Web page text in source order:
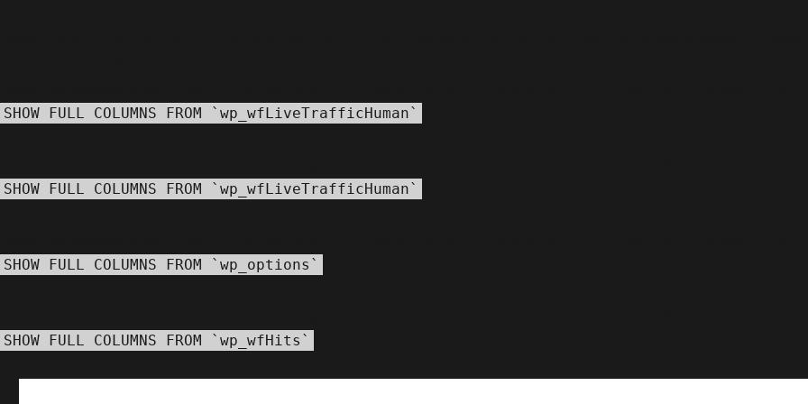
SHOW FULL COLUMNS FROM `wp_wfLiveTrafficHuman`
SHOW FULL COLUMNS FROM `wp_wfLiveTrafficHuman`
SHOW FULL COLUMNS FROM `wp_options`
SHOW FULL COLUMNS FROM `wp_wfHits`